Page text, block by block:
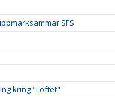
SFS
kring "Loftet"